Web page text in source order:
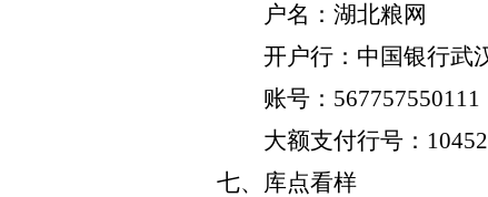
户名：湖北粮网
开户行：中国银行武
账号： 567757550111
大额支付行号：
七、库点看样